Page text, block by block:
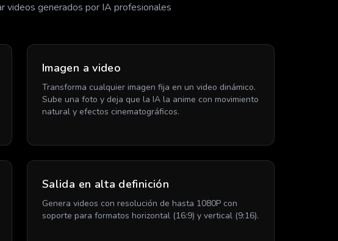
videos generados por IA profesionales
Imagen a video
Transforma cualquier imagen fija en un video dinámico.
Sube una foto y deja que la IA la anime con movimiento
natural y efectos cinematográficos.
Salida en alta definición
Genera videos con resolución de hasta 1080P con
soporte para formatos horizontal (16:9) y vertical (9:16).